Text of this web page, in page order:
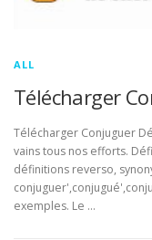
ALL
Télécharger
Télécharger Conjuguer
vains tous nos efforts.
définitions reverso,
exemples. Le …